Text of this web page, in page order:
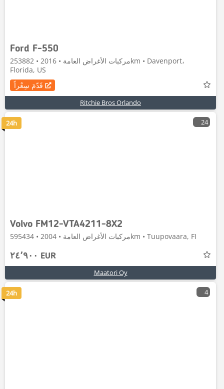
Ford F-550
مركبات الأغراض العامة • 2016 • 253882km • Davenport،
Florida, US
قَدّمَ سِعْراً
Ritchie Bros Orlando
24
Volvo FM12-VTA4211-8X2
مركبات الأغراض العامة • 2004 • 595434km • Tuupovaara, FI
٢٤٬٩٠٠ EUR
Maatori Oy
24h
4
24h